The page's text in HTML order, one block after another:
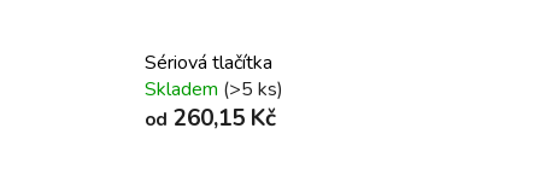
Sériová tlačítka
Skladem (>5 ks)
od 260,15 Kč